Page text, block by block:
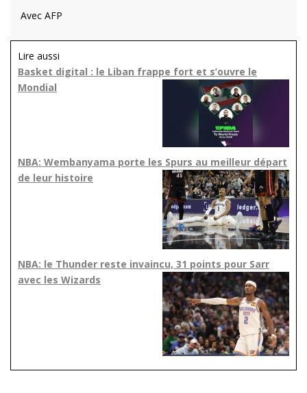
Avec AFP
Lire aussi
Basket digital : le Liban frappe fort et s’ouvre le
Mondial
NBA: Wembanyama porte les Spurs au meilleur départ
de leur histoire
NBA: le Thunder reste invaincu, 31 points pour Sarr
avec les Wizards